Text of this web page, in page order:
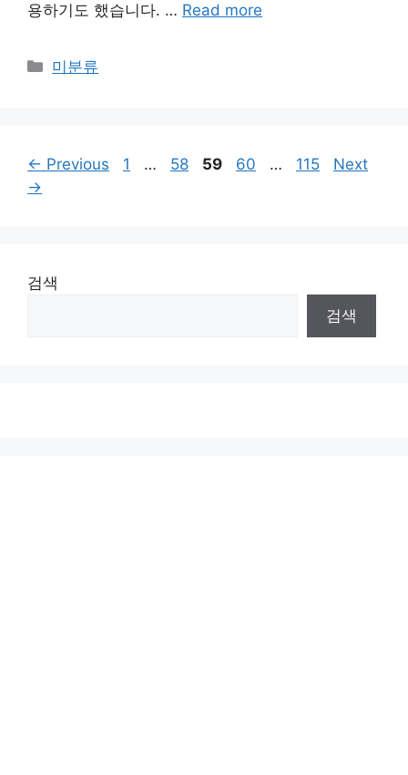
용하기도 했습니다. … Read more
Categories
미분류
← Previous Page
1 … Page
58 Page
59 Page
60 … Page
115
Next
→
검색
검색